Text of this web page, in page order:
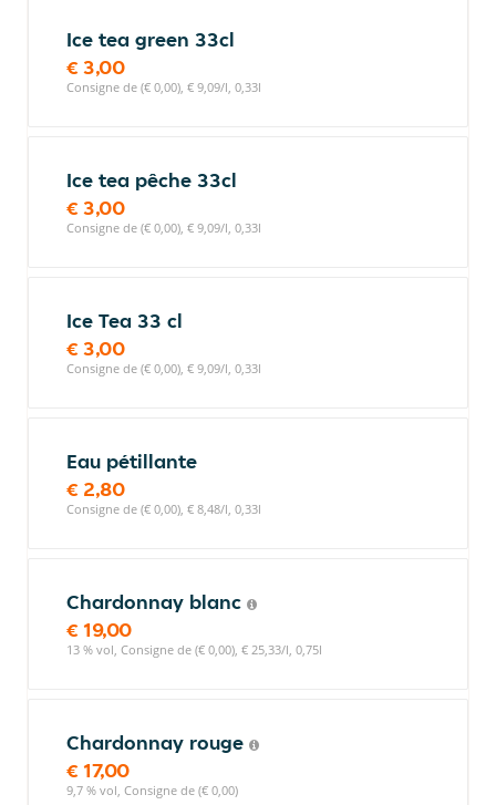
Ice tea green 33cl
€ 3,00
Consigne de (€ 0,00), € 9,09/l, 0,33l
Ice tea pêche 33cl
€ 3,00
Consigne de (€ 0,00), € 9,09/l, 0,33l
Ice Tea 33 cl
€ 3,00
Consigne de (€ 0,00), € 9,09/l, 0,33l
Eau pétillante
€ 2,80
Consigne de (€ 0,00), € 8,48/l, 0,33l
Chardonnay blanc
€ 19,00
13 % vol, Consigne de (€ 0,00), € 25,33/l, 0,75l
Chardonnay rouge
€ 17,00
9,7 % vol, Consigne de (€ 0,00)